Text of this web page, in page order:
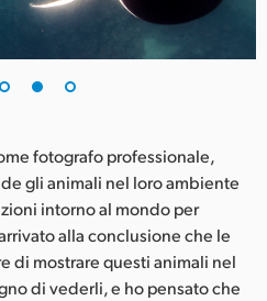
fotografo professionale,
gli animali nel loro ambiente
intorno al mondo per
alla conclusione che le
di mostrare questi animali nel
di vederli, e ho pensato che